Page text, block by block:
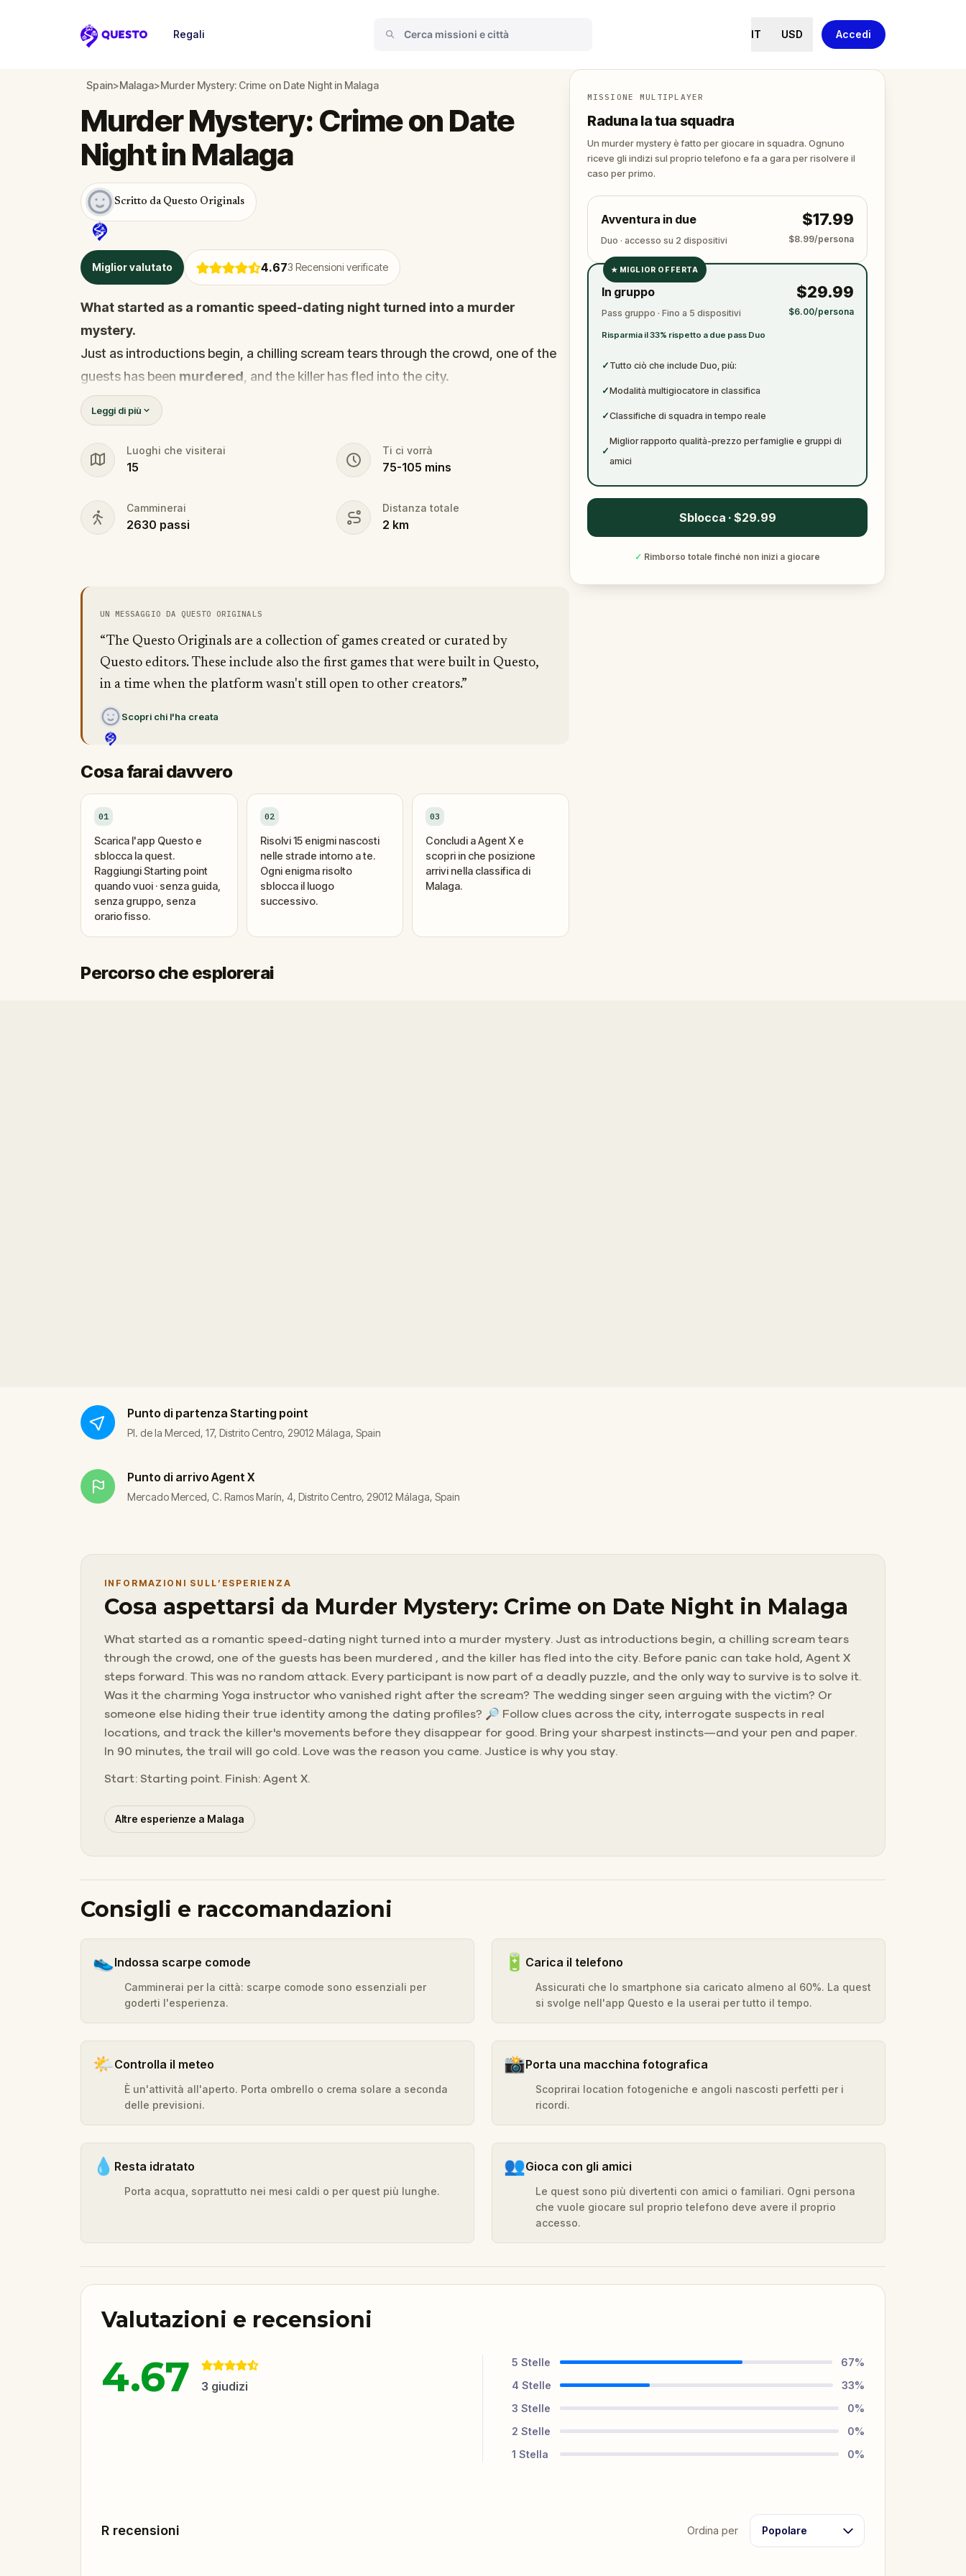
Questo
Regali IT USD Accedi
Spain>Malaga>Murder Mystery: Crime on Date Night in Malaga
Miglior valutato 4.673 Recensioni verificate
Murder Mystery: Crime on Date
Night in Malaga
Scritto da Questo Originals
What started as a romantic speed-dating night turned into a murder
mystery.
Just as introductions begin, a chilling scream tears through the crowd, one of the
guests has been murdered , and the killer has fled into the city.
Before panic can take hold,
Every participant is now part of a deadly puzzle, and the only way to survive is to
solve it.
Was it the charming Yoga instructor who vanished right after the scream? The
identity among the dating profiles?
🔎Follow clues across the city, interrogate suspects in real locations, and
Bring your sharpest instincts—and your pen and paper.
Leggi di più
Luoghi che visiterai
15
Ti ci vorrà
75-105 mins
Camminerai
2630 passi
Distanza totale
2 km
UN MESSAGGIO DA QUESTO ORIGINALS
“The Questo Originals are a collection of games created or curated by
Questo editors. These include also the first games that were built in Questo,
in a time when the platform wasn't still open to other creators.”
Scopri chi l'ha creata
Cosa farai davvero
01
Scarica l'app Questo e
sblocca la quest.
Raggiungi Starting point
quando vuoi · senza guida,
senza gruppo, senza
orario fisso.
02
Risolvi 15 enigmi nascosti
nelle strade intorno a te.
Ogni enigma risolto
sblocca il luogo
successivo.
03
Concludi a Agent X e
scopri in che posizione
arrivi nella classifica di
Malaga.
MISSIONE MULTIPLAYER
Raduna la tua squadra
Un murder mystery è fatto per giocare in squadra. Ognuno
riceve gli indizi sul proprio telefono e fa a gara per risolvere il
caso per primo.
Avventura in due
Duo · accesso su 2 dispositivi
$17.99
$8.99/persona
✓
✓
★ MIGLIOR OFFERTA
In gruppo
Pass gruppo · Fino a 5 dispositivi
Risparmia il 33% rispetto a due pass Duo
$29.99
$6.00/persona
✓ Tutto ciò che include Duo, più:
✓Modalità multigiocatore in classifica
✓Classifiche di squadra in tempo reale
✓
Miglior rapporto qualità-prezzo per famiglie e gruppi di
amici
Sblocca · $29.99
✓ Rimborso totale finché non inizi a giocare
Percorso che esplorerai
Punto di partenza Starting point
Pl. de la Merced, 17, Distrito Centro, 29012 Málaga, Spain
Punto di arrivo Agent X
Mercado Merced, C. Ramos Marín, 4, Distrito Centro, 29012 Málaga, Spain
INFORMAZIONI SULL’ESPERIENZA
Cosa aspettarsi da Murder Mystery: Crime on Date Night in Malaga
What started as a romantic speed-dating night turned into a murder mystery. Just as introductions begin, a chilling scream tears
through the crowd, one of the guests has been murdered , and the killer has fled into the city. Before panic can take hold, Agent X
steps forward. This was no random attack. Every participant is now part of a deadly puzzle, and the only way to survive is to solve it.
Was it the charming Yoga instructor who vanished right after the scream? The wedding singer seen arguing with the victim? Or
someone else hiding their true identity among the dating profiles? 🔎 Follow clues across the city, interrogate suspects in real
locations, and track the killer's movements before they disappear for good. Bring your sharpest instincts—and your pen and paper.
In 90 minutes, the trail will go cold. Love was the reason you came. Justice is why you stay.
Start: Starting point. Finish: Agent X.
Altre esperienze a Malaga
Consigli e raccomandazioni
👟Indossa scarpe comode
Camminerai per la città: scarpe comode sono essenziali per
goderti l'esperienza.
🔋 Carica il telefono
Assicurati che lo smartphone sia caricato almeno al 60%. La quest
si svolge nell'app Questo e la userai per tutto il tempo.
🌤️Controlla il meteo
È un'attività all'aperto. Porta ombrello o crema solare a seconda
delle previsioni.
📸Porta una macchina fotografica
Scoprirai location fotogeniche e angoli nascosti perfetti per i
ricordi.
💧 Resta idratato
Porta acqua, soprattutto nei mesi caldi o per quest più lunghe.
👥Gioca con gli amici
Le quest sono più divertenti con amici o familiari. Ogni persona
che vuole giocare sul proprio telefono deve avere il proprio
accesso.
Valutazioni e recensioni
4.67 3 giudizi
5 Stelle 67%
4 Stelle 33%
3 Stelle 0%
2 Stelle 0%
1 Stella 0%
R recensioni Ordina per Popolare